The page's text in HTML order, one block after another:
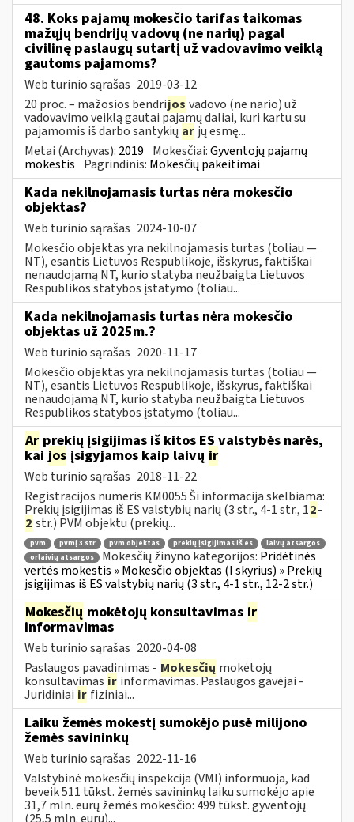
48. Koks pajamų mokesčio tarifas taikomas
mažųjų bendrijų vadovų (ne narių) pagal
civilinę paslaugų sutartį už vadovavimo veiklą
gautoms pajamoms?
Web turinio sąrašas 2019-03-12
20 proc. – mažosios bendrijos vadovo (ne nario) už
vadovavimo veiklą gautai pajamų daliai, kuri kartu su
pajamomis iš darbo santykių ar jų esmę...
Metai (Archyvas): 2019 Mokesčiai:Gyventojų pajamų
mokestis Pagrindinis: Mokesčių pakeitimai
Kada nekilnojamasis turtas nėra mokesčio
objektas?
Web turinio sąrašas 2024-10-07
Mokesčio objektas yra nekilnojamasis turtas (toliau ―
NT), esantis Lietuvos Respublikoje, išskyrus, faktiškai
nenaudojamą NT, kurio statyba neužbaigta Lietuvos
Respublikos statybos įstatymo (toliau...
Kada nekilnojamasis turtas nėra mokesčio
objektas už 2025m.?
Web turinio sąrašas 2020-11-17
Mokesčio objektas yra nekilnojamasis turtas (toliau ―
NT), esantis Lietuvos Respublikoje, išskyrus, faktiškai
nenaudojamą NT, kurio statyba neužbaigta Lietuvos
Respublikos statybos įstatymo (toliau...
Ar prekių įsigijimas iš kitos ES valstybės narės,
kai jos įsigyjamos kaip laivų ir
Web turinio sąrašas 2018-11-22
Registracijos numeris KM0055 Ši informacija skelbiama:
Prekių įsigijimas iš ES valstybių narių (3 str., 4-1 str., 12-
2 str.) PVM objektu (prekių...
pvm pvmį 3 str pvm objektas prekių įsigijimas iš es
laivų atsargos
orlaivių atsargos
Mokesčių žinyno kategorijos: Pridėtinės
vertės mokestis » Mokesčio objektas (I skyrius) » Prekių
įsigijimas iš ES valstybių narių (3 str., 4-1 str., 12-2 str.)
Mokesčių mokėtojų konsultavimas ir
informavimas
Web turinio sąrašas 2020-04-08
Paslaugos pavadinimas - Mokesčių mokėtojų
konsultavimas ir informavimas. Paslaugos gavėjai -
Juridiniai ir fiziniai...
Laiku žemės mokestį sumokėjo pusė milijono
žemės savininkų
Web turinio sąrašas 2022-11-16
Valstybinė mokesčių inspekcija (VMI) informuoja, kad
beveik 511 tūkst. žemės savininkų laiku sumokėjo apie
31,7 mln. eurų žemės mokesčio: 499 tūkst. gyventojų
(25,5 mln. eurų)...